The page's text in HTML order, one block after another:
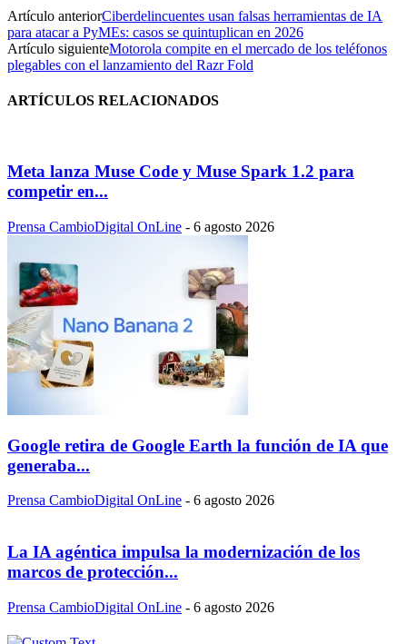
Artículo anteriorCiberdelincuentes usan falsas herramientas de IA
para atacar a PyMEs: casos se quintuplican en 2026
Artículo siguienteMotorola compite en el mercado de los teléfonos
plegables con el lanzamiento del Razr Fold
ARTÍCULOS RELACIONADOS
Meta lanza Muse Code y Muse Spark 1.2 para
competir en...
Prensa CambioDigital OnLine - 6 agosto 2026
Google retira de Google Earth la función de IA que
generaba...
Prensa CambioDigital OnLine - 6 agosto 2026
La IA agéntica impulsa la modernización de los
marcos de protección...
Prensa CambioDigital OnLine - 6 agosto 2026